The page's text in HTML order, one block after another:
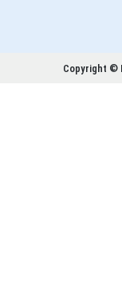
Copyright ©